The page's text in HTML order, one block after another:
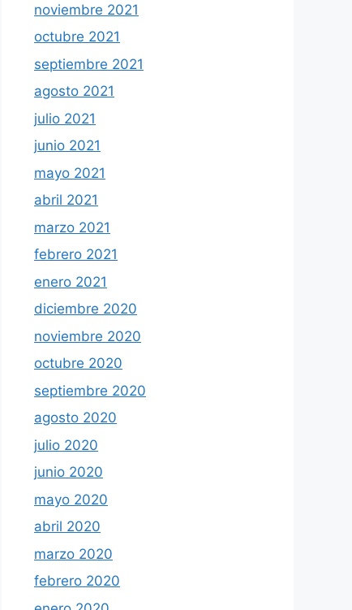
noviembre 2021
octubre 2021
septiembre 2021
agosto 2021
julio 2021
junio 2021
mayo 2021
abril 2021
marzo 2021
febrero 2021
enero 2021
diciembre 2020
noviembre 2020
octubre 2020
septiembre 2020
agosto 2020
julio 2020
junio 2020
mayo 2020
abril 2020
marzo 2020
febrero 2020